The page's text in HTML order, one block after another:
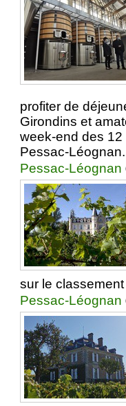
profiter de
Girondins et
week-end des 12
Pessac-
Pessac-Léognan
sur le
Pessac-Léognan